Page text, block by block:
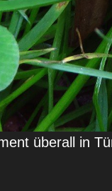
überall in